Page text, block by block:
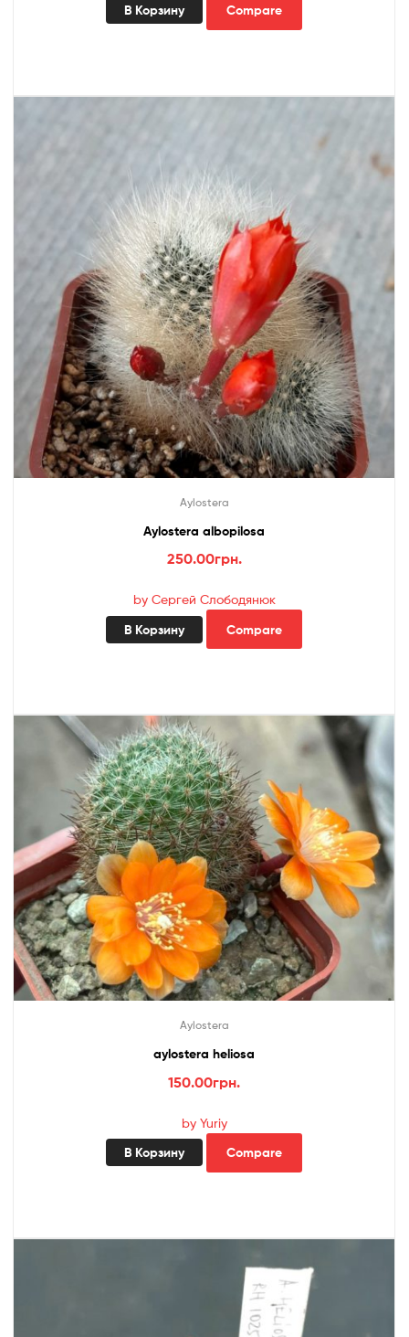
В Корзину Compare
Aylostera
Aylostera albopilosa
250.00грн.
by Сергей Слободянюк
В Корзину Compare
Aylostera
aylostera heliosa
150.00грн.
by Yuriy
В Корзину Compare